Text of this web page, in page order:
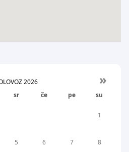
»
2026
sr če pe su
1
5 6 7 8